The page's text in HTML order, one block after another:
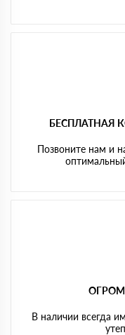
БЕСПЛАТНАЯ
Позвоните нам и
В наличии всегда